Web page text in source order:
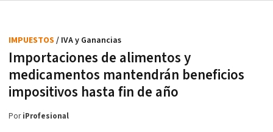
Importaciones de alimentos y
medicamentos mantendrán beneficios
impositivos hasta fin de año
IMPUESTOS / IVA y Ganancias
PoriProfesional